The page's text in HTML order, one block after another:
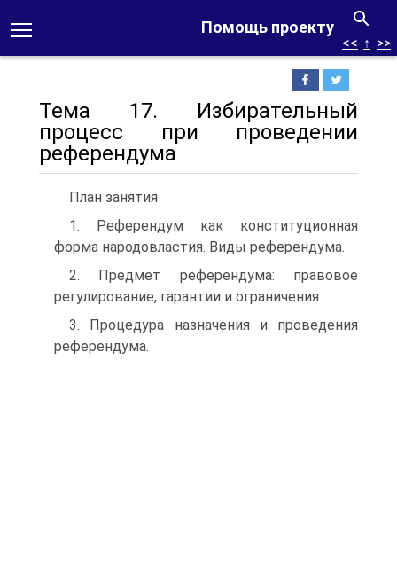
Помощь проекту
<< ↑ >>
Тема 17. Избирательный
процесс при проведении
референдума
План занятия
1. Референдум как конституционная
форма народовластия. Виды референдума.
2. Предмет референдума: правовое
регулирование, гарантии и ограничения.
3. Процедура назначения и проведения
референдума.